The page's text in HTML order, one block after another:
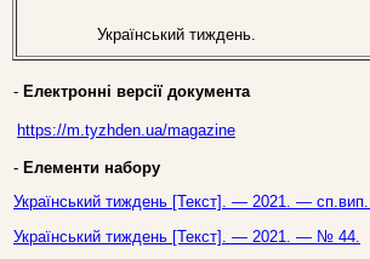
Український тиждень.
- Електронні версії документа
https://m.tyzhden.ua/magazine
- Елементи набору
Український тиждень [Текст]. — 2021. —
Український тиждень [Текст]. — 2021. — № 44.